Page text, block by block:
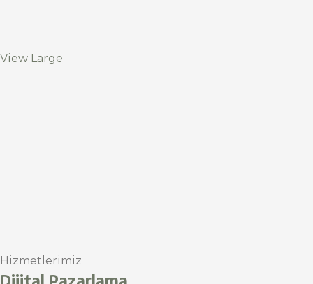
View Large
Hizmetlerimiz
Dijital Pazarlama